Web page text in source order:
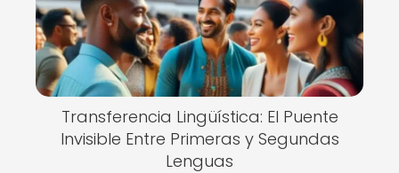
Transferencia Lingüística: El Puente
Invisible Entre Primeras y Segundas
Lenguas